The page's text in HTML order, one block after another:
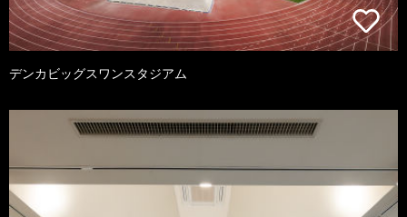
デンカビッグスワンスタジアム